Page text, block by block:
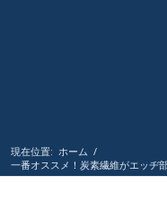
現在位置: ホーム /
一番オススメ！炭素繊維がエッヂ